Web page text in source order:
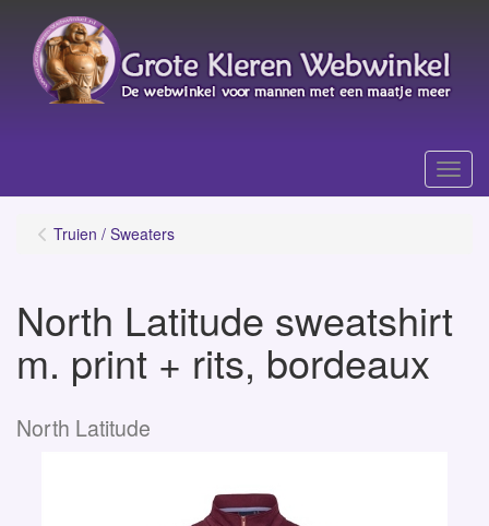
Menu
Truien / Sweaters
North Latitude sweatshirt
m. print + rits, bordeaux
North Latitude